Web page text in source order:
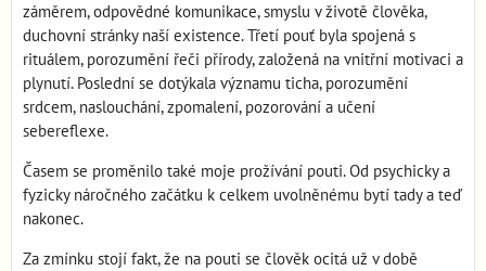
záměrem, odpovědné komunikace, smyslu v životě člověka,
duchovní stránky naší existence. Třetí pouť byla spojená s
rituálem, porozumění řeči přírody, založená na vnitřní motivaci a
plynutí. Poslední se dotýkala významu ticha, porozumění
srdcem, naslouchání, zpomalení, pozorování a učení
sebereflexe.
Časem se proměnilo také moje prožívání pouti. Od psychicky a
fyzicky náročného začátku k celkem uvolněnému bytí tady a teď
nakonec.
Za zmínku stojí fakt, že na pouti se člověk ocitá už v době